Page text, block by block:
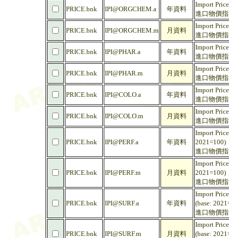
PRICE.bnk IPI@ORGCHEM.a 年資料
Import
進口物價
PRICE.bnk IPI@ORGCHEM.m 月資料
Import
進口物價
PRICE.bnk IPI@PHAR.a 年資料
Import
進口物價
PRICE.bnk IPI@PHAR.m 月資料
Import
進口物價
PRICE.bnk IPI@COLO.a 年資料
Import
進口物價
PRICE.bnk IPI@COLO.m 月資料
Import
進口物價
PRICE.bnk IPI@PERF.a 年資料
Import
2021=100)
進口物價
PRICE.bnk IPI@PERF.m 月資料
Import
2021=100)
進口物價
PRICE.bnk IPI@SURF.a 年資料
Import
(base:
進口物價
PRICE.bnk IPI@SURF.m 月資料
Import
(base: